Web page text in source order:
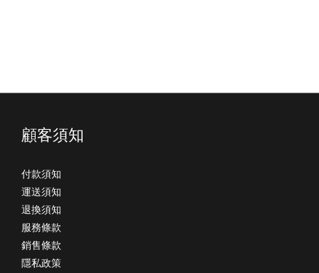
顧客須知
付款須知
運送須知
退換須知
服務條款
銷售條款
隱私政策